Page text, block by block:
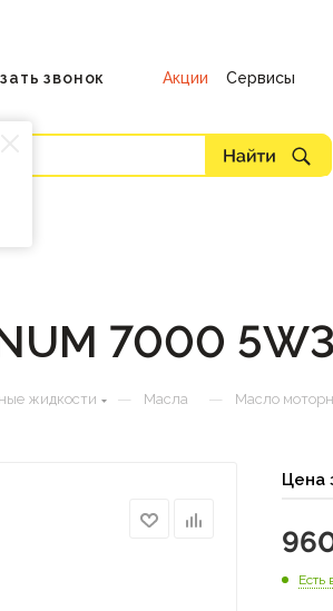
звонок Акции Сервисы
7000
жидкости — Масла — Масло
Цена
Есть